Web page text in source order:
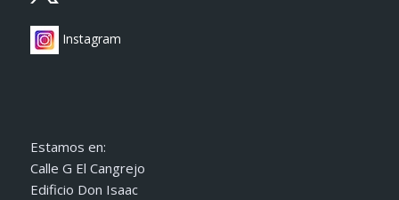
Instagram
Estamos en:
Calle G El Cangrejo
Edificio Don Isaac